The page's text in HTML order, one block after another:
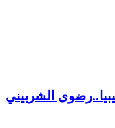
الشربيني